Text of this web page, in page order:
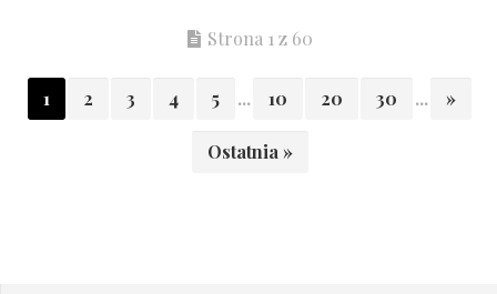
Strona 1 z 60
1 2 3 4 5 ... 10 20 30 ... »
Ostatnia »